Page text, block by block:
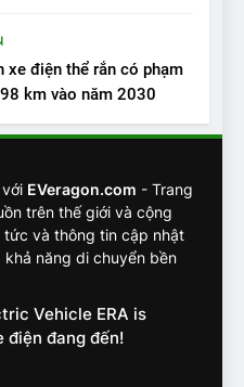
XE
gia tiết lộ bài test
an toàn trên VinFast
XE
VF7 đang bỏ xa
nào?
XE
xe điện thể rắn có phạm
km vào năm 2030
EVeragon.com - Trang
trên thế giới và cộng
và thông tin cập nhật
năng di chuyển bền
Vehicle ERA is
điện đang đến!